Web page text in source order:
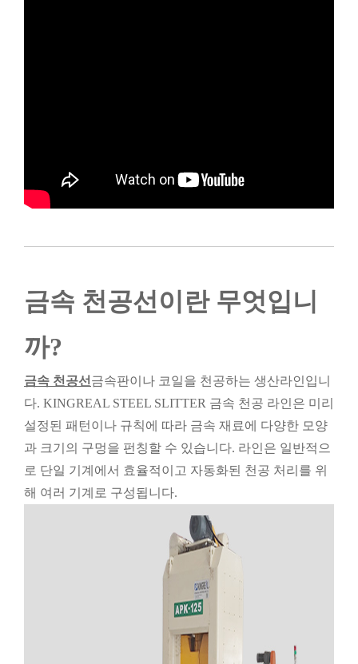
금속 천공선이란 무엇입니
까?
금속 천공선 금속판이나 코일을 천공하는 생산라인입니
다. KINGREAL STEEL SLITTER 금속 천공 라인은 미리
설정된 패턴이나 규칙에 따라 금속 재료에 다양한 모양
과 크기의 구멍을 펀칭할 수 있습니다. 라인은 일반적으
로 단일 기계에서 효율적이고 자동화된 천공 처리를 위
해 여러 기계로 구성됩니다.